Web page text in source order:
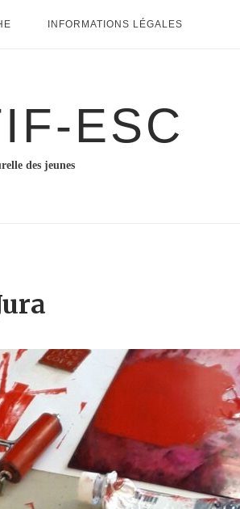
INFORMATIONS LÉGALES
ESC
des jeunes